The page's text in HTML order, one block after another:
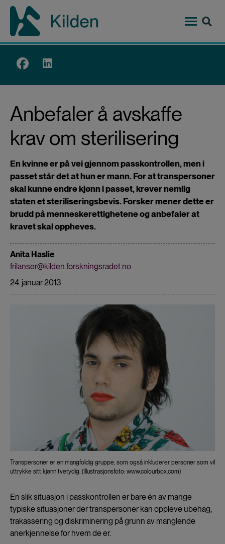
Hopp
hovedinnhold
Top
Anbefaler å avskaffe
krav om sterilisering
En kvinne er på vei gjennom passkontrollen, men i
passet står det at hun er mann. For at transpersoner
skal kunne endre kjønn i passet, krever nemlig
staten et steriliseringsbevis. Forsker mener dette er
brudd på menneskerettighetene og anbefaler at
kravet skal oppheves.
Anita Haslie
frilanser@kilden.forskningsradet.no
24. januar 2013
Transpersoner er en mangfoldig gruppe, som også inkluderer personer som vil
uttrykke sitt kjønn tvetydig. (Illustrasjonsfoto: www.colourbox.com)
En slik situasjon i passkontrollen er bare én av mange
typiske situasjoner der transpersoner kan oppleve ubehag,
trakassering og diskriminering på grunn av manglende
anerkjennelse for hvem de er.